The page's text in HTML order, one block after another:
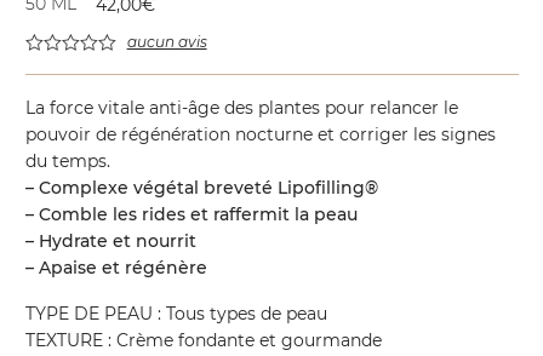
aucun avis
La force vitale anti-âge des plantes pour relancer le
pouvoir de régénération nocturne et corriger les signes
du temps.
– Complexe végétal breveté Lipofilling®
– Comble les rides et raffermit la peau
– Hydrate et nourrit
– Apaise et régénère
TYPE DE PEAU : Tous types de peau
TEXTURE : Crème fondante et gourmande